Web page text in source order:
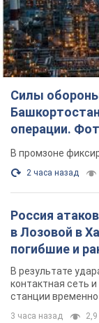
Силы
операции.
В промзоне
2 часа назад
Россия
в Лозовой в
погибшие и
В результате
контактная сеть
станции
3 часа назад 2,9